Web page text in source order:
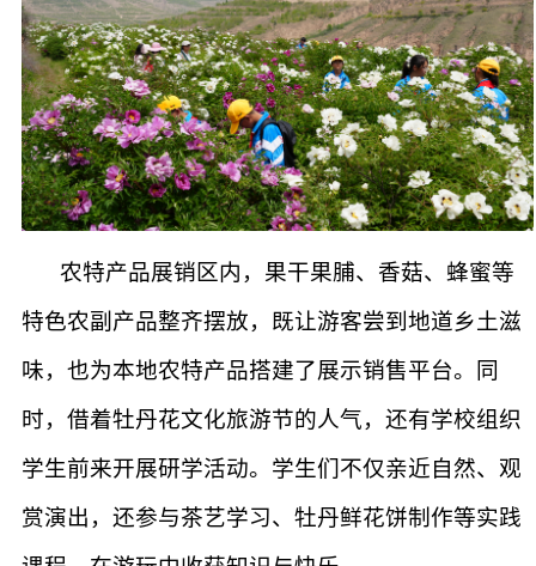
农特产品展销区内，果干果脯、香菇、蜂蜜等
特色农副产品整齐摆放，既让游客尝到地道乡土滋
味，也为本地农特产品搭建了展示销售平台。同
时，借着牡丹花文化旅游节的人气，还有学校组织
学生前来开展研学活动。学生们不仅亲近自然、观
赏演出，还参与茶艺学习、牡丹鲜花饼制作等实践